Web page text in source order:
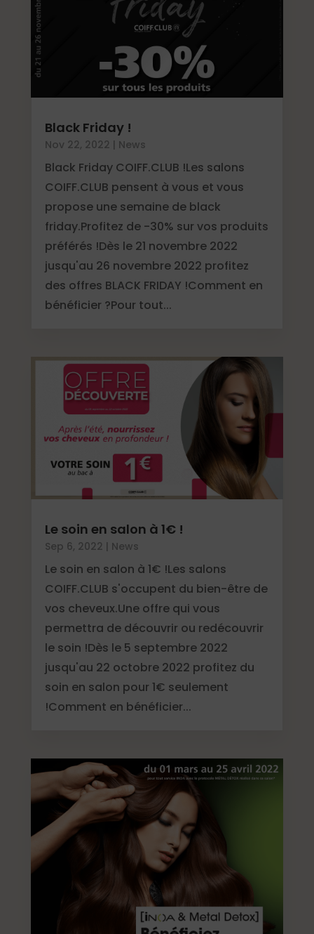
Black Friday !
Nov 22, 2022 | News
Black Friday COIFF.CLUB !Les salons
COIFF.CLUB pensent à vous et vous
propose une semaine de black
friday.Profitez de -30% sur vos produits
préférés !Dès le 21 novembre 2022
jusqu'au 26 novembre 2022 profitez
des offres BLACK FRIDAY !Comment en
bénéficier ?Pour tout...
Le soin en salon à 1€ !
Sep 6, 2022 | News
Le soin en salon à 1€ !Les salons
COIFF.CLUB s'occupent du bien-être de
vos cheveux.Une offre qui vous
permettra de découvrir ou redécouvrir
le soin !Dès le 5 septembre 2022
jusqu'au 22 octobre 2022 profitez du
soin en salon pour 1€ seulement
!Comment en bénéficier...